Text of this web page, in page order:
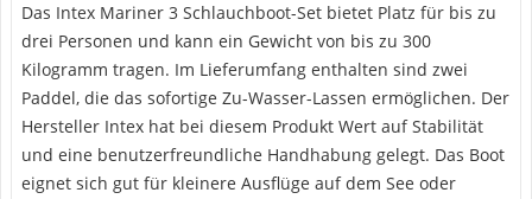
Das Intex Mariner 3 Schlauchboot-Set bietet Platz für bis zu
drei Personen und kann ein Gewicht von bis zu 300
Kilogramm tragen. Im Lieferumfang enthalten sind zwei
Paddel, die das sofortige Zu-Wasser-Lassen ermöglichen. Der
Hersteller Intex hat bei diesem Produkt Wert auf Stabilität
und eine benutzerfreundliche Handhabung gelegt. Das Boot
eignet sich gut für kleinere Ausflüge auf dem See oder